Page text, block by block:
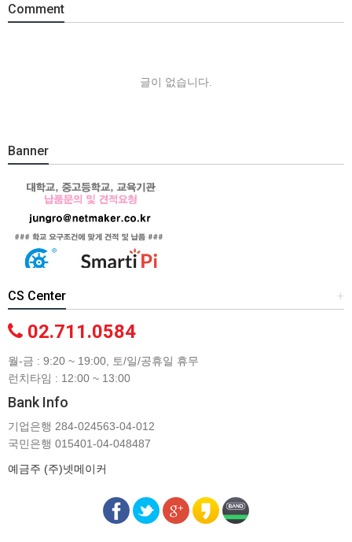
Comment
글이 없습니다.
Banner
+
CS Center
02.711.0584
월-금 : 9:20 ~ 19:00, 토/일/공휴일 휴무
런치타임 : 12:00 ~ 13:00
Bank Info
기업은행 284-024563-04-012
국민은행 015401-04-048487
예금주 (주)넷메이커